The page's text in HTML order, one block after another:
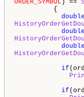
ORDER_SYMBOL ) ==
{
double
double
double
if
if